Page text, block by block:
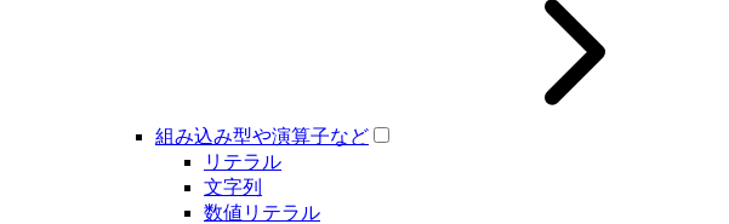
組み込み型や演算子など
リテラル
文字列
数値リテラル